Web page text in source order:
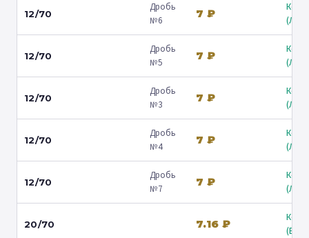
12/70
Дробь
№6
7 ₽
12/70
Дробь
№5
7 ₽
12/70
Дробь
№3
7 ₽
12/70
Дробь
№4
7 ₽
12/70
Дробь
№7
7 ₽
20/70 7.16 ₽